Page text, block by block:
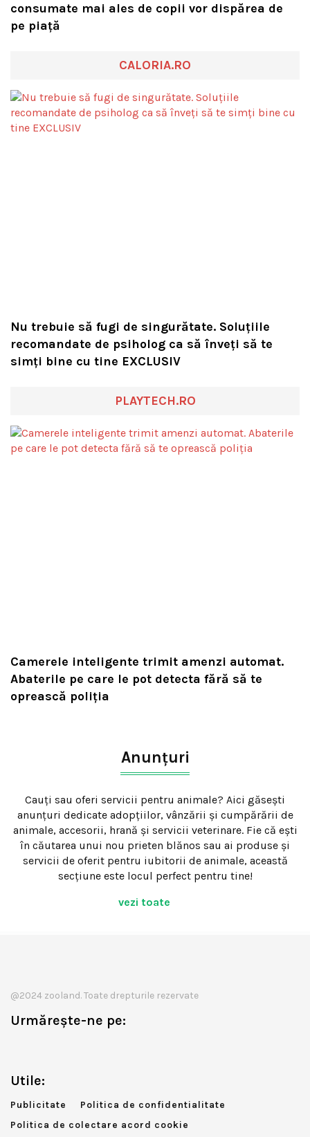
consumate mai ales de copii vor dispărea de
pe piață
CALORIA.RO
Nu trebuie să fugi de singurătate. Soluțiile
recomandate de psiholog ca să înveți să te
simți bine cu tine EXCLUSIV
PLAYTECH.RO
Camerele inteligente trimit amenzi automat.
Abaterile pe care le pot detecta fără să te
oprească poliția
Anunțuri
Cauți sau oferi servicii pentru animale? Aici găsești
anunțuri dedicate adopțiilor, vânzării și cumpărării de
animale, accesorii, hrană și servicii veterinare. Fie că ești
în căutarea unui nou prieten blănos sau ai produse și
servicii de oferit pentru iubitorii de animale, această
secțiune este locul perfect pentru tine!
vezi toate
@2024 zooland. Toate drepturile rezervate
Urmărește-ne pe:
Utile:
Publicitate
Politica de confidentialitate
Politica de colectare acord cookie